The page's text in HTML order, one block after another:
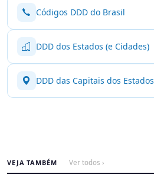
Códigos DDD do Brasil
DDD dos Estados (e Cidades)
DDD das Capitais dos Estados
VEJA TAMBÉM Ver todos ›